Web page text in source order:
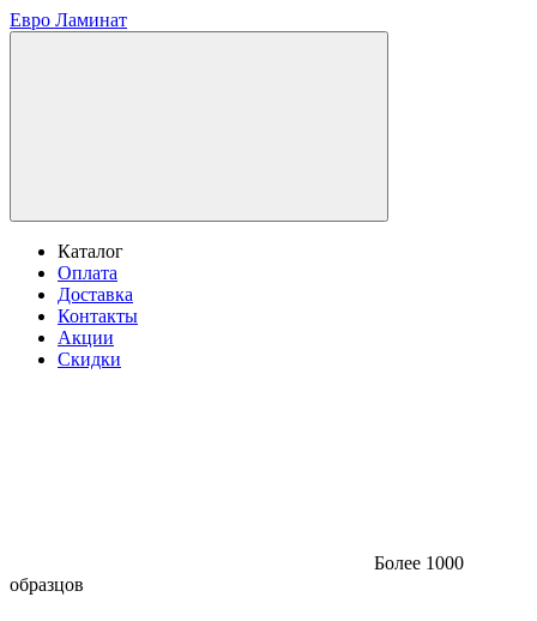
Евро Ламинат
Каталог
Оплата
Доставка
Контакты
Акции
Скидки
Более 1000
образцов